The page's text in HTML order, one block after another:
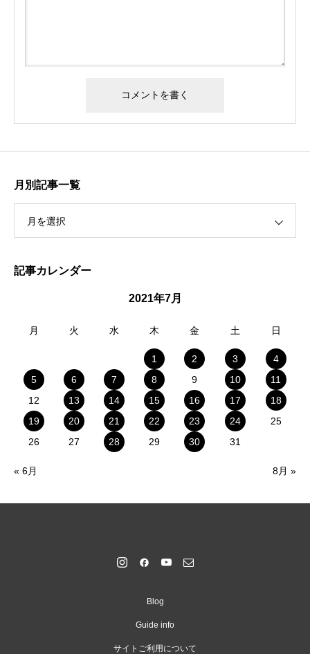
月別記事一覧
月を選択
記事カレンダー
2021年7月
月 火 水 木 金 土 日
1 2 3
4
5
6 7 8 9 10
11
12
13 14 15 16 17
18
19
20 21 22 23 24
25
26
27 28 29 30 31
« 6月 8月 »
Blog
Guide info
サイトご利用について